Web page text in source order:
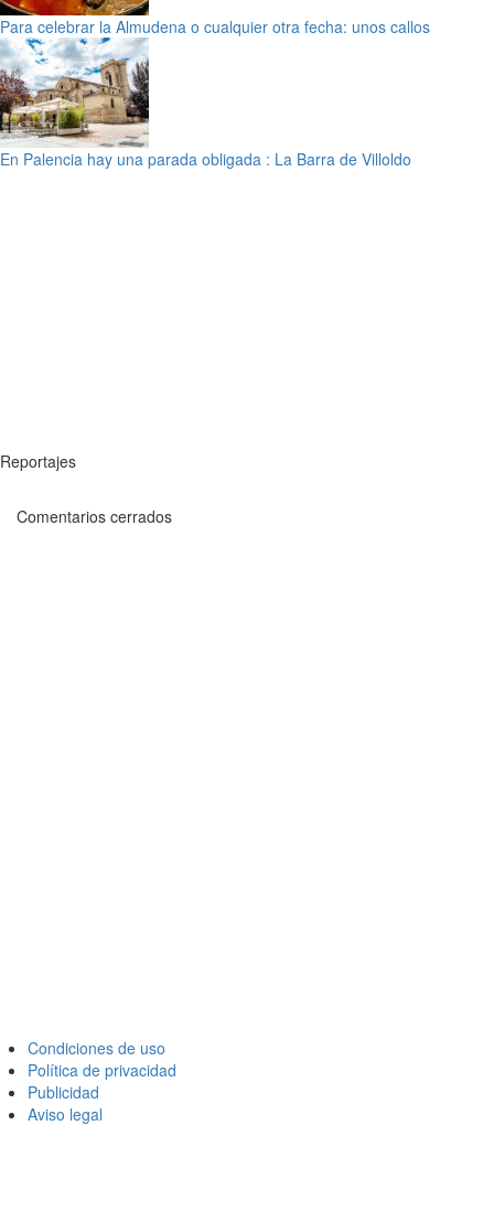
Para celebrar la Almudena o cualquier otra fecha: unos callos
En Palencia hay una parada obligada : La Barra de Villoldo
Reportajes
Comentarios cerrados
Condiciones de uso
Política de privacidad
Publicidad
Aviso legal